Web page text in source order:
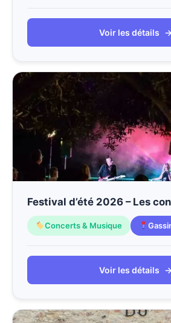
Voir les détails →
Festival d’été 2026 – Les
Concerts & Musique
Voir les détails →